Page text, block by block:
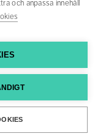
och anpassa innehåll